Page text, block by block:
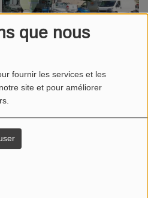
que nous
fournir les services et les
site et pour améliorer
d'un véhicule B100
Grand Verdun à la
actuellement, navette